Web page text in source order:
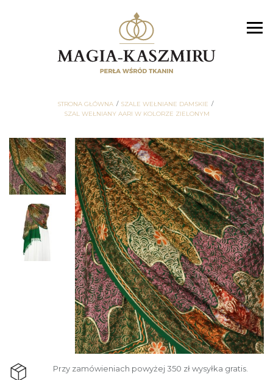
STRONA GŁÓWNA
SZALE WEŁNIANE DAMSKIE
SZAL WEŁNIANY AARI W KOLORZE ZIELONYM
Przy zamówieniach powyżej 350 zł wysyłka gratis.